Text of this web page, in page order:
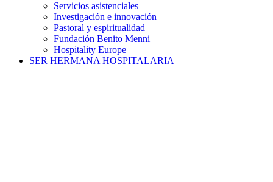
Servicios asistenciales
Investigación e innovación
Pastoral y espiritualidad
Fundación Benito Menni
Hospitality Europe
SER HERMANA HOSPITALARIA